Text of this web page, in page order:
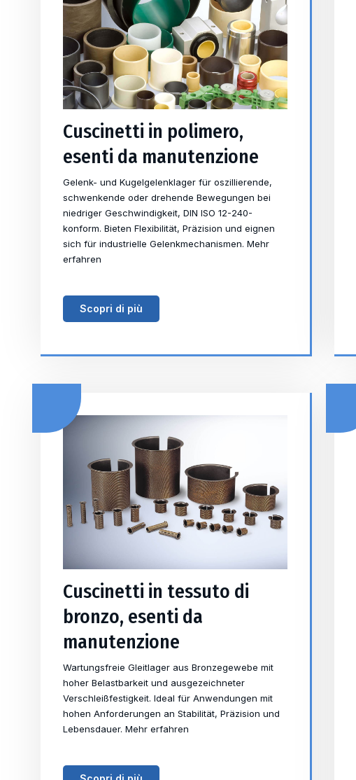
Cuscinetti in polimero,
esenti da manutenzione
Gelenk- und Kugelgelenklager für oszillierende,
schwenkende oder drehende Bewegungen bei
niedriger Geschwindigkeit, DIN ISO 12-240-
konform. Bieten Flexibilität, Präzision und eignen
sich für industrielle Gelenkmechanismen. Mehr
erfahren
Scopri di più
Cuscinetti in tessuto di
bronzo, esenti da
manutenzione
Wartungsfreie Gleitlager aus Bronzegewebe mit
hoher Belastbarkeit und ausgezeichneter
Verschleißfestigkeit. Ideal für Anwendungen mit
hohen Anforderungen an Stabilität, Präzision und
Lebensdauer. Mehr erfahren